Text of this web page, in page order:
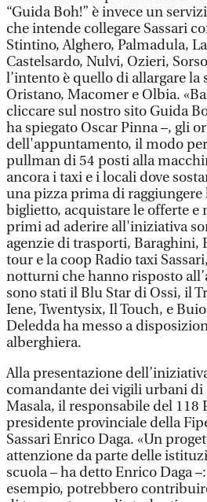
“Guida Boh!” è invece un
che intende collegare Sassari
Stintino, Alghero, Palmadula,
Castelsardo, Nulvi, Ozieri,
l’intento è quello di allargare la
Oristano, Macomer e Olbia.
cliccare sul nostro sito Guida
ha spiegato Oscar Pinna –, gli
dell'appuntamento, il modo
pullman di 54 posti alla
ancora i taxi e i locali dove
una pizza prima di raggiungere
biglietto, acquistare le offerte e
primi ad aderire all'iniziativa
agenzie di trasporti, Baraghini,
tour e la coop Radio taxi
notturni che hanno risposto
sono stati il Blu Star di Ossi, il
Iene, Twentysix, Il Touch, e
Deledda ha messo a
alberghiera.
Alla presentazione
comandante dei vigili urbani di
Masala, il responsabile del 118
presidente provinciale della
Sassari Enrico Daga. «Un
attenzione da parte delle
scuola – ha detto Enrico Daga
esempio, potrebbero